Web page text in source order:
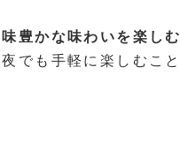
豊かな味わいを楽しむ
でも手軽に楽しむこと